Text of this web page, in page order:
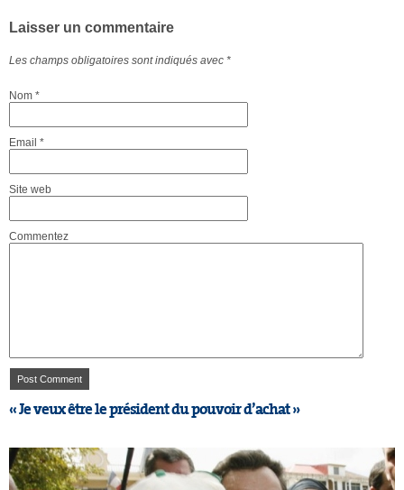
Laisser un commentaire
Les champs obligatoires sont indiqués avec *
Nom *
Email *
Site web
Commentez
« Je veux être le président du pouvoir d’achat »